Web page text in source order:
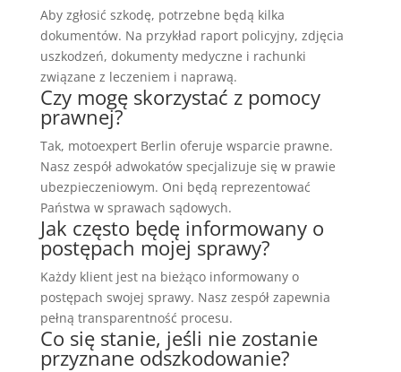
Aby zgłosić szkodę, potrzebne będą kilka
dokumentów. Na przykład raport policyjny, zdjęcia
uszkodzeń, dokumenty medyczne i rachunki
związane z leczeniem i naprawą.
Czy mogę skorzystać z pomocy
prawnej?
Tak, motoexpert Berlin oferuje wsparcie prawne.
Nasz zespół adwokatów specjalizuje się w prawie
ubezpieczeniowym. Oni będą reprezentować
Państwa w sprawach sądowych.
Jak często będę informowany o
postępach mojej sprawy?
Każdy klient jest na bieżąco informowany o
postępach swojej sprawy. Nasz zespół zapewnia
pełną transparentność procesu.
Co się stanie, jeśli nie zostanie
przyznane odszkodowanie?